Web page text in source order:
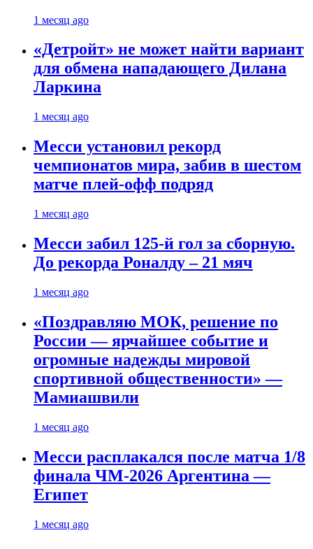
1 месяц ago
«Детройт» не может найти вариант
для обмена нападающего Дилана
Ларкина
1 месяц ago
Месси установил рекорд
чемпионатов мира, забив в шестом
матче плей‑офф подряд
1 месяц ago
Месси забил 125-й гол за сборную.
До рекорда Роналду – 21 мяч
1 месяц ago
«Поздравляю МОК, решение по
России — ярчайшее событие и
огромные надежды мировой
спортивной общественности» —
Мамиашвили
1 месяц ago
Месси расплакался после матча 1/8
финала ЧМ-2026 Аргентина —
Египет
1 месяц ago